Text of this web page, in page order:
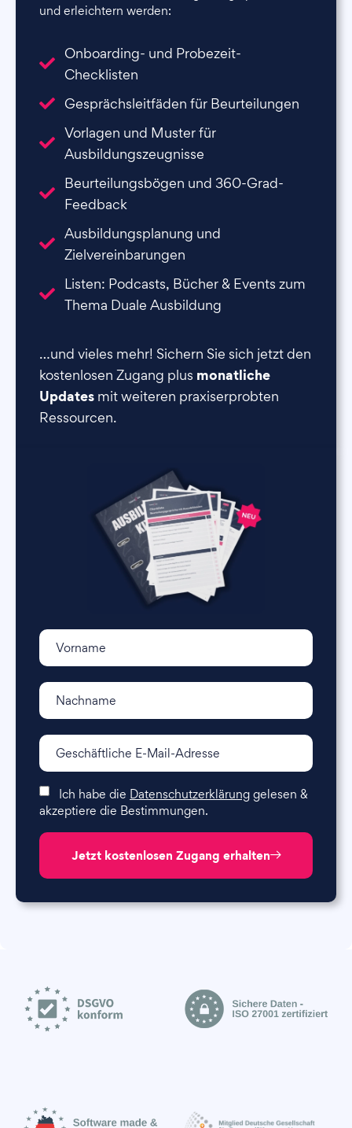
und erleichtern werden:
Onboarding- und Probezeit-
Checklisten
Gesprächsleitfäden für Beurteilungen
Vorlagen und Muster für
Ausbildungszeugnisse
Beurteilungsbögen und 360-Grad-
Feedback
Ausbildungsplanung und
Zielvereinbarungen
Listen: Podcasts, Bücher & Events zum
Thema Duale Ausbildung
…und vieles mehr! Sichern Sie sich jetzt den
kostenlosen Zugang plus monatliche
Updates mit weiteren praxiserprobten
Ressourcen.
Ich habe die Datenschutzerklärunggelesen &
akzeptiere die Bestimmungen.
Jetzt kostenlosen Zugang erhalten